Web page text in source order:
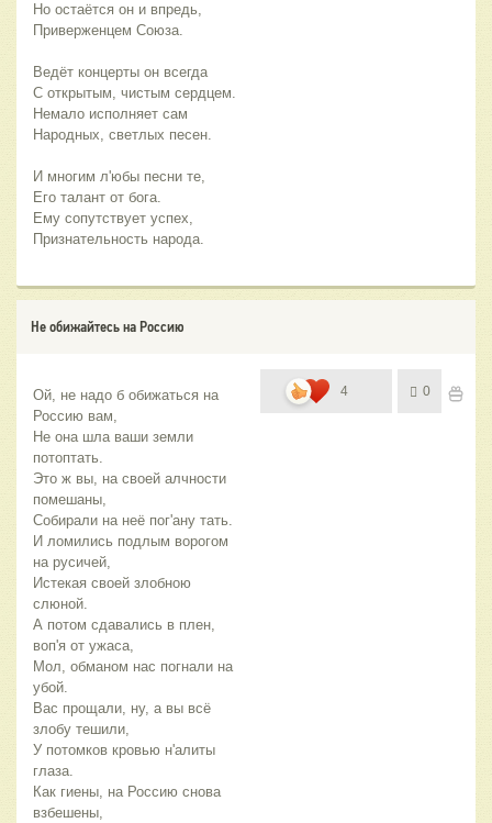
Но остаётся он и впредь,
Приверженцем Союза.
Ведёт концерты он всегда
С открытым, чистым сердцем.
Немало исполняет сам
Народных, светлых песен.
И многим л'юбы песни те,
Его талант от бога.
Ему сопутствует успех,
Признательность народа.
Не обижайтесь на Россию
Ой, не надо б обижаться на
Россию вам,
Не она шла ваши земли
потоптать.
Это ж вы, на своей алчности
помешаны,
Собирали на неё пог'ану тать.
И ломились подлым ворогом
на русичей,
Истекая своей злобною
слюной.
А потом сдавались в плен,
воп'я от ужаса,
Мол, обманом нас погнали на
убой.
Вас прощали, ну, а вы всё
злобу тешили,
У потомков кровью н'алиты
глаза.
Как гиены, на Россию снова
взбешены,
4 0